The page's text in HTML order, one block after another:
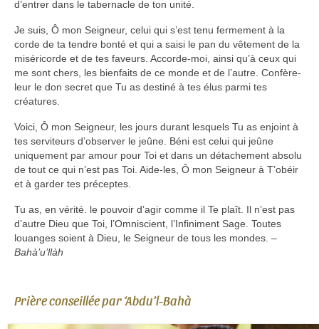
d’entrer dans le tabernacle de ton unité.
Je suis, Ô mon Seigneur, celui qui s’est tenu fermement à la
corde de ta tendre bonté et qui a saisi le pan du vêtement de la
miséricorde et de tes faveurs. Accorde-moi, ainsi qu’à ceux qui
me sont chers, les bienfaits de ce monde et de l’autre. Confère-
leur le don secret que Tu as destiné à tes élus parmi tes
créatures.
Voici, Ô mon Seigneur, les jours durant lesquels Tu as enjoint à
tes serviteurs d’observer le jeûne. Béni est celui qui jeûne
uniquement par amour pour Toi et dans un détachement absolu
de tout ce qui n’est pas Toi. Aide-les, Ô mon Seigneur à T’obéir
et à garder tes préceptes.
Tu as, en vérité. le pouvoir d’agir comme il Te plaît. Il n’est pas
d’autre Dieu que Toi, l’Omniscient, l’Infiniment Sage. Toutes
louanges soient à Dieu, le Seigneur de tous les mondes. –
Bahà’u’llàh
Prière conseillée par ‘Abdu’l-Bahà